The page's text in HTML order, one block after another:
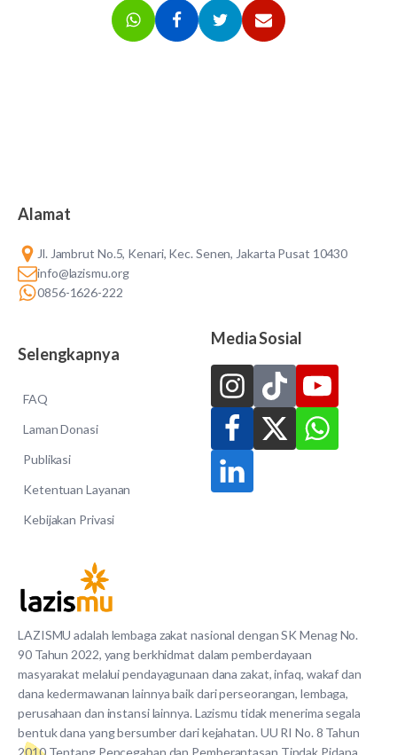
LAZISMU adalah lembaga zakat nasional dengan SK Menag No.
90 Tahun 2022, yang berkhidmat dalam pemberdayaan
masyarakat melalui pendayagunaan dana zakat, infaq, wakaf dan
dana kedermawanan lainnya baik dari perseorangan, lembaga,
perusahaan dan instansi lainnya. Lazismu tidak menerima segala
bentuk dana yang bersumber dari kejahatan. UU RI No. 8 Tahun
Alamat
Jl. Jambrut No.5, Kenari, Kec. Senen, Jakarta Pusat 10430
info@lazismu.org
0856-1626-222
Selengkapnya
FAQ
Laman Donasi
Publikasi
Ketentuan Layanan
Kebijakan Privasi
Media Sosial